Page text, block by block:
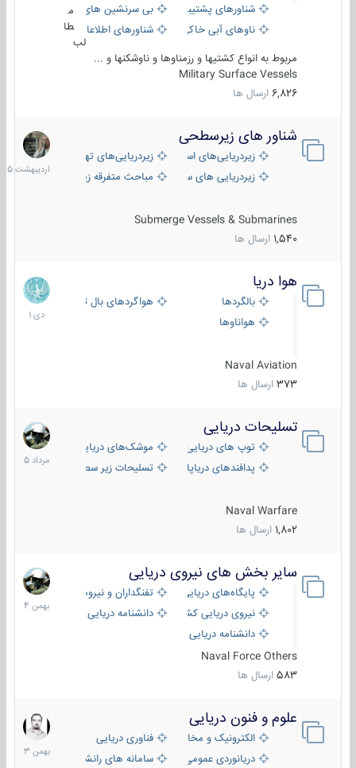
شناورهای پشتیبانی
بی سرنشین های دریایی
ناوهای آبی خاکی و نیروبرشناورهای اطلاعاتی و جاسوسی
طا
لب
مربوط به انواع کشتیها و رزمناوها و ناوشکنها و ...
Military Surface Vessels
6,826 ارسال ها
شناور های زیرسطحی
زیردریایی‌های استراتژیکزیردریایی‌های تهاجمی
زیردریایی های سبک
مباحث متفرقه زیرسطحی
Submerge Vessels & Submarines
1,540 ارسال ها
31
1405
هوا دریا
بالگردها
هواگردهای بال ثابت
هواناوها
Naval Aviation
373 ارسال ها
12
دی
1401
تسلیحات دریایی
توپ های دریایی
موشک‌های دریایی
پدافندهای دریاپایه
تسلیحات زیر سطحی
Naval Warfare
1,802 ارسال ها
2
مرداد
1405
سایر بخش های نیروی دریایی
پایگاه‌های دریایی
تفنگداران و نیروهای ویژه‌ی دریایی
نیروی دریایی کشورهای مختلفدانشنامه دریایی
دانشنامه دریایی کپی
Naval Force Others
583 ارسال ها
22
بهمن
1404
علوم و فنون دریایی
الکترونیک و مخابرات دریاییفناوری دریایی
دریانوردی عمومی
سامانه های رانشی دریایی
6
بهمن
1403